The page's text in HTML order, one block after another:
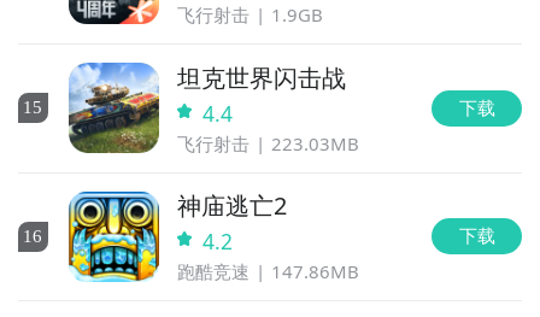
飞行射击 1.9GB
15
坦克世界闪击战
4.4
飞行射击 223.03MB
下载
16
神庙逃亡2
4.2
跑酷竞速 147.86MB
下载